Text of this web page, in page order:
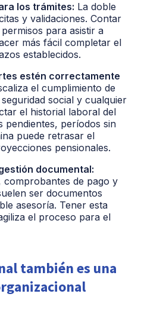
los trámites: La doble
y validaciones. Contar
para asistir a
más fácil completar el
establecidos.
estén correctamente
el cumplimiento de
social y cualquier
el historial laboral del
pendientes, períodos sin
puede retrasar el
pensionales.
documental:
comprobantes de pago y
ser documentos
asesoría. Tener esta
el proceso para el
también es una